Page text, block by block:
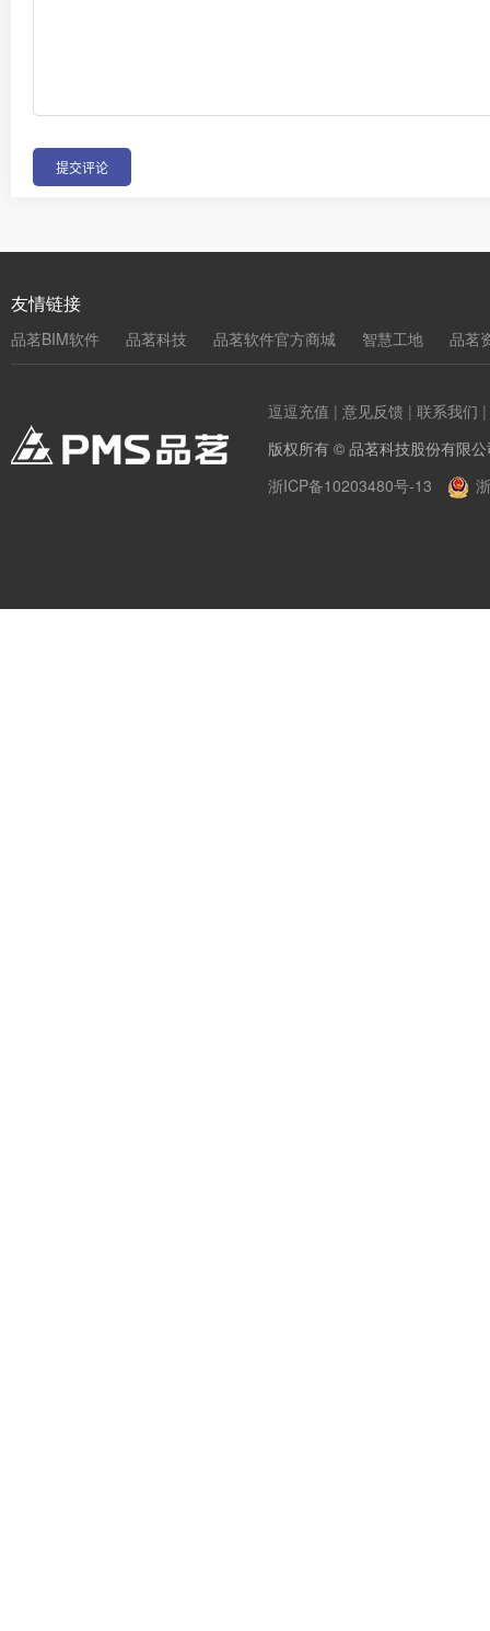
友情链接
品茗BIM软件 品茗科技 品茗软件官方商城 智慧工地 品茗
逗逗充值 | 意见反馈 | 联系我们 |
版权所有 © 品茗科技股份有限
浙ICP备10203480号-13